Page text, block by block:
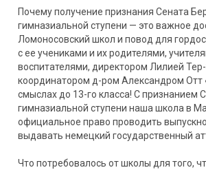
Почему получение признания Сената
гимназиальной ступени — это важное
Ломоносовский школ и повод для
с ее учениками и их родителями,
воспитателями, директором Лилией
координатором д-ром Александром Отт
смыслах до 13-го класса! С признанием
гимназиальной ступени наша школа в
официальное право проводить
выдавать немецкий государственный
Что потребовалось от школы для того,